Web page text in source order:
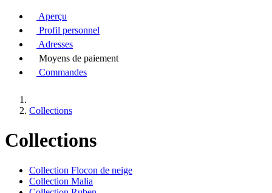
Aperçu
Profil personnel
Adresses
Moyens de paiement
Commandes
Collections
Collections
Collection Flocon de neige
Collection Malia